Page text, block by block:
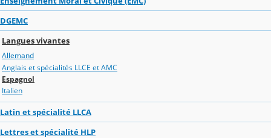
DGEMC
Langues vivantes
Allemand
Anglais et spécialités LLCE et AMC
Espagnol
Italien
Latin et spécialité LLCA
Lettres et spécialité HLP